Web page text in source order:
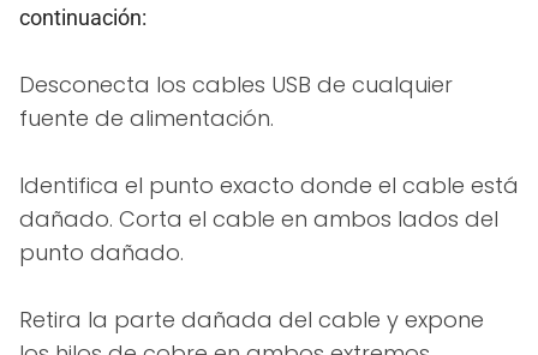
continuación:
Desconecta los cables USB de cualquier
fuente de alimentación.
Identifica el punto exacto donde el cable está
dañado. Corta el cable en ambos lados del
punto dañado.
Retira la parte dañada del cable y expone